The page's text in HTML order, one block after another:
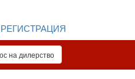
РЕГИСТРАЦИЯ